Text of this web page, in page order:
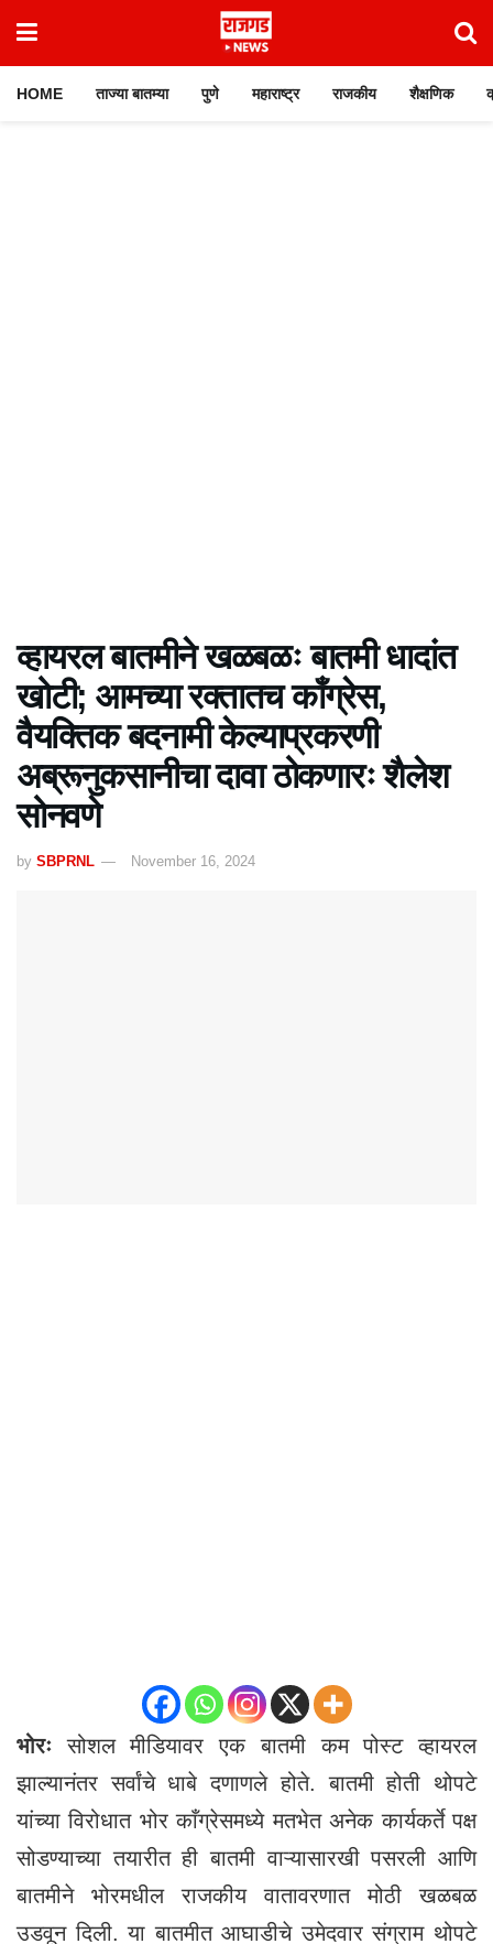
HOME ताज्या बातम्या पुणे महाराष्ट्र राजकीय शैक्षणिक
व्हायरल बातमीने खळबळः बातमी धादांत
खोटी; आमच्या रक्तातच काँग्रेस,
वैयक्तिक बदनामी केल्याप्रकरणी
अब्रूनुकसानीचा दावा ठोकणारः शैलेश
सोनवणे
by SBPRNL November 16, 2024
भोरः सोशल मीडियावर एक बातमी कम पोस्ट व्हायरल
झाल्यानंतर सर्वांचे धाबे दणाणले होते. बातमी होती थोपटे
यांच्या विरोधात भोर काँग्रेसमध्ये मतभेत अनेक कार्यकर्ते पक्ष
सोडण्याच्या तयारीत ही बातमी वाऱ्यासारखी पसरली आणि
बातमीने भोरमधील राजकीय वातावरणात मोठी खळबळ
उडवून दिली. या बातमीत आघाडीचे उमेदवार संग्राम थोपटे